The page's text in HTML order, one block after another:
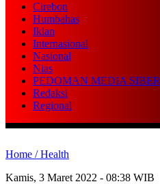
Cirebon
Humbahas
Iklan
Internasional
Nasional
Nias
PEDOMAN MEDIA SIBER
Redaksi
Regional
Home /Health
Kamis, 3 Maret 2022 - 08:38 WIB